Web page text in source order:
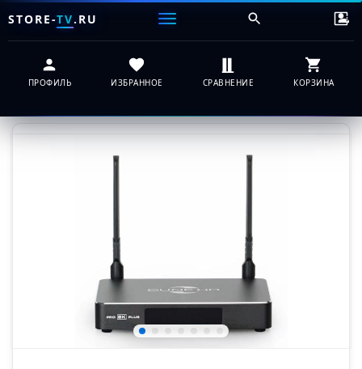
STORE-TV.RU
ПРОФИЛЬ ИЗБРАННОЕ СРАВНЕНИЕ КОРЗИНА